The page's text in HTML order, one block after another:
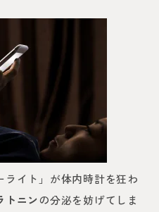
イト」が体内時計を狂わ
トニンの分泌を妨げてしま